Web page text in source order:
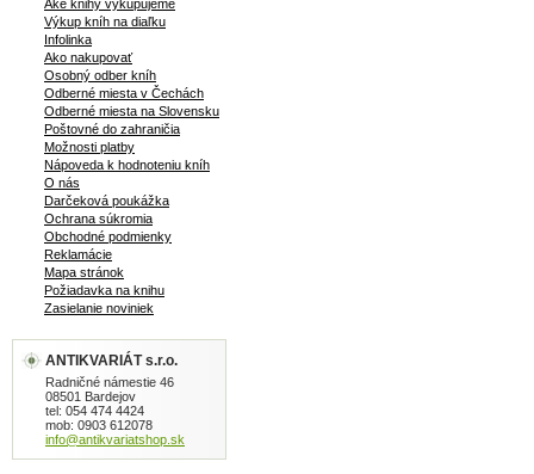
Aké knihy vykupujeme
Výkup kníh na diaľku
Infolinka
Ako nakupovať
Osobný odber kníh
Odberné miesta v Čechách
Odberné miesta na Slovensku
Poštovné do zahraničia
Možnosti platby
Nápoveda k hodnoteniu kníh
O nás
Darčeková poukážka
Ochrana súkromia
Obchodné podmienky
Reklamácie
Mapa stránok
Požiadavka na knihu
Zasielanie noviniek
ANTIKVARIÁT s.r.o.
Radničné námestie 46
08501 Bardejov
tel: 054 474 4424
mob: 0903 612078
info@antikvariatshop.sk